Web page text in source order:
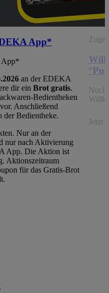
App*
App*
an der EDEKA
dir ein Brot gratis.
Bedientheken
Anschließend
der Bedientheke.
Nur an der
nur nach Aktivierung
App. Die Aktion ist
Aktionszeitraum
für das Gratis-Brot
Noch
Jetzt